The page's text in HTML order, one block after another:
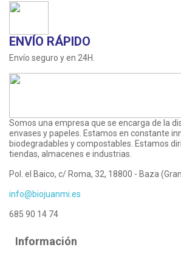
ENVÍO RÁPIDO
Envío seguro y en 24H.
Somos una empresa que se encarga de la
envases y papeles. Estamos en constante
biodegradables y compostables. Estamos
tiendas, almacenes e industrias.
Pol. el Baico, c/ Roma, 32, 18800 - Baza
info@biojuanmi.es
685 90 14 74
Información